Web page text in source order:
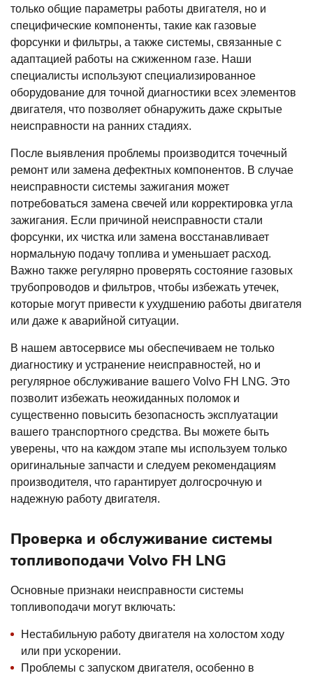
только общие параметры работы двигателя, но и
специфические компоненты, такие как газовые
форсунки и фильтры, а также системы, связанные с
адаптацией работы на сжиженном газе. Наши
специалисты используют специализированное
оборудование для точной диагностики всех элементов
двигателя, что позволяет обнаружить даже скрытые
неисправности на ранних стадиях.
После выявления проблемы производится точечный
ремонт или замена дефектных компонентов. В случае
неисправности системы зажигания может
потребоваться замена свечей или корректировка угла
зажигания. Если причиной неисправности стали
форсунки, их чистка или замена восстанавливает
нормальную подачу топлива и уменьшает расход.
Важно также регулярно проверять состояние газовых
трубопроводов и фильтров, чтобы избежать утечек,
которые могут привести к ухудшению работы двигателя
или даже к аварийной ситуации.
В нашем автосервисе мы обеспечиваем не только
диагностику и устранение неисправностей, но и
регулярное обслуживание вашего Volvo FH LNG. Это
позволит избежать неожиданных поломок и
существенно повысить безопасность эксплуатации
вашего транспортного средства. Вы можете быть
уверены, что на каждом этапе мы используем только
оригинальные запчасти и следуем рекомендациям
производителя, что гарантирует долгосрочную и
надежную работу двигателя.
Проверка и обслуживание системы
топливоподачи Volvo FH LNG
Основные признаки неисправности системы
топливоподачи могут включать:
Нестабильную работу двигателя на холостом ходу
или при ускорении.
Проблемы с запуском двигателя, особенно в